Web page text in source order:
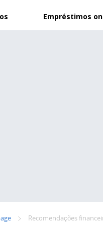
Empréstimos
Recomendações